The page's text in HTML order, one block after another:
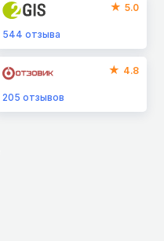
5.0
544отзыва
4.8
205отзывов